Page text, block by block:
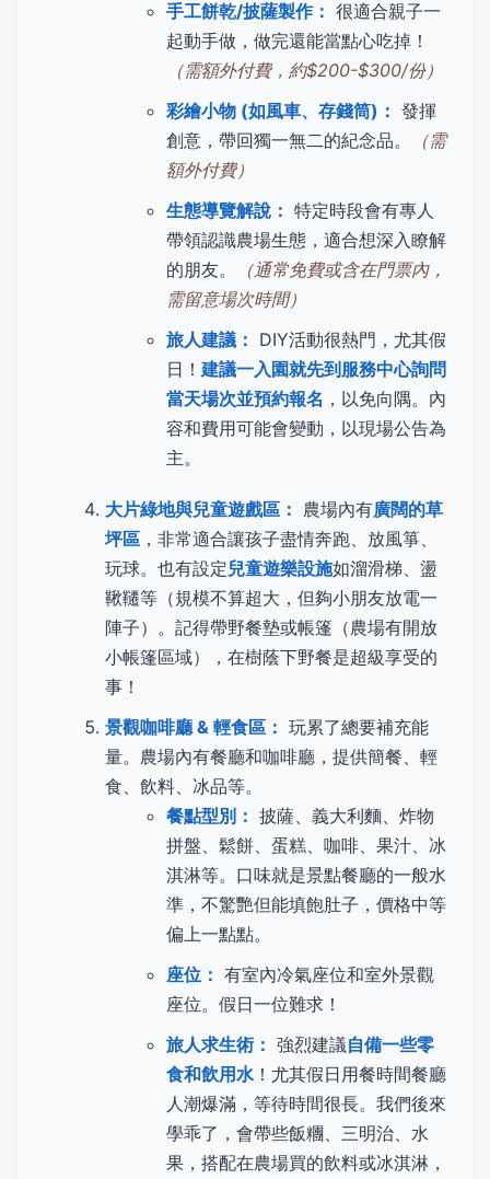
手工餅乾/披薩製作： 很適合親子一
起動手做，做完還能當點心吃掉！
（需額外付費，約$200-$300/份）
彩繪小物 (如風車、存錢筒)： 發揮
創意，帶回獨一無二的紀念品。
（需
額外付費）
生態導覽解說： 特定時段會有專人
帶領認識農場生態，適合想深入瞭解
的朋友。
（通常免費或含在門票內，
需留意場次時間）
旅人建議： DIY活動很熱門，尤其假
日！ 建議一入園就先到服務中心詢問
當天場次並預約報名 ，以免向隅。內
容和費用可能會變動，以現場公告為
主。
大片綠地與兒童遊戲區： 農場內有廣闊的草
坪區 ，非常適合讓孩子盡情奔跑、放風箏、
玩球。也有設定兒童遊樂設施如溜滑梯、盪
鞦韆等（規模不算超大，但夠小朋友放電一
陣子）。記得帶野餐墊或帳篷（農場有開放
小帳篷區域），在樹蔭下野餐是超級享受的
事！
景觀咖啡廳 & 輕食區： 玩累了總要補充能
量。農場內有餐廳和咖啡廳，提供簡餐、輕
食、飲料、冰品等。
餐點型別： 披薩、義大利麵、炸物
拼盤、鬆餅、蛋糕、咖啡、果汁、冰
淇淋等。口味就是景點餐廳的一般水
準，不驚艷但能填飽肚子，價格中等
偏上一點點。
座位： 有室內冷氣座位和室外景觀
座位。假日一位難求！
旅人求生術： 強烈建議自備一些零
食和飲用水 ！尤其假日用餐時間餐廳
人潮爆滿，等待時間很長。我們後來
學乖了，會帶些飯糰、三明治、水
果，搭配在農場買的飲料或冰淇淋，